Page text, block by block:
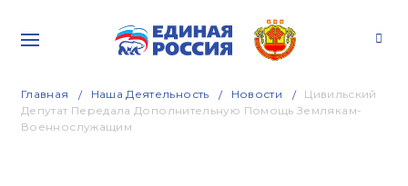
Главная Наша Деятельность Новости
Цивильский
Депутат Передала Дополнительную Помощь Землякам-
Военнослужащим